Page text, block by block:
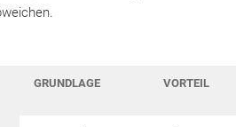
GRUNDLAGE VORTEIL